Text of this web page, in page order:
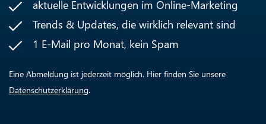
aktuelle Entwicklungen im Online-Marketing
Trends & Updates, die wirklich relevant sind
1 E-Mail pro Monat, kein Spam
Eine Abmeldung ist jederzeit möglich. Hier finden Sie unsere
Datenschutzerklärung.